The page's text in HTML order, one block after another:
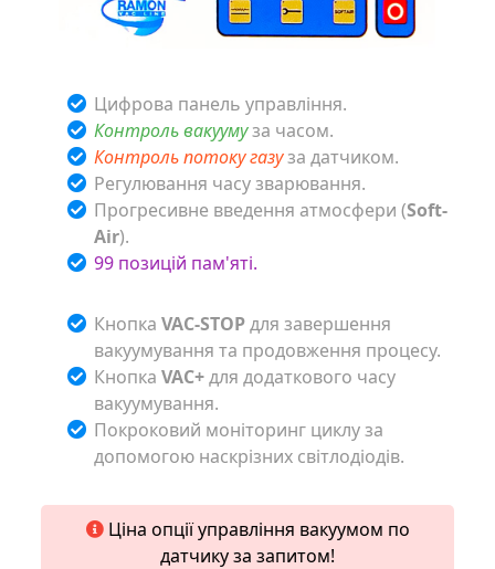
Цифрова панель управління.
Контроль вакуумуза часом.
Контроль потоку газуза датчиком.
Регулювання часу зварювання.
Прогресивне введення атмосфери (Soft-
Air).
99 позицій пам'яті.
Кнопка VAC-STOPдля завершення
вакуумування та продовження процесу.
Кнопка VAC+для додаткового часу
вакуумування.
Покроковий моніторинг циклу за
допомогою наскрізних світлодіодів.
Ціна опції управління вакуумом по
датчику за запитом!